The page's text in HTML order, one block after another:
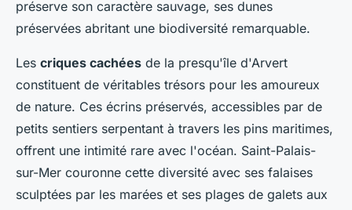
préserve son caractère sauvage, ses dunes
préservées abritant une biodiversité remarquable.
Les criques cachées de la presqu'île d'Arvert
constituent de véritables trésors pour les amoureux
de nature. Ces écrins préservés, accessibles par de
petits sentiers serpentant à travers les pins maritimes,
offrent une intimité rare avec l'océan. Saint-Palais-
sur-Mer couronne cette diversité avec ses falaises
sculptées par les marées et ses plages de galets aux